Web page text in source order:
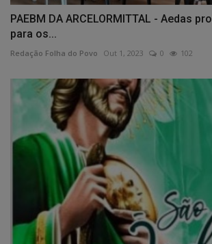
PAEBM DA ARCELORMITTAL - Aedas
para os...
Redação Folha do Povo Out 1, 2023 0 102